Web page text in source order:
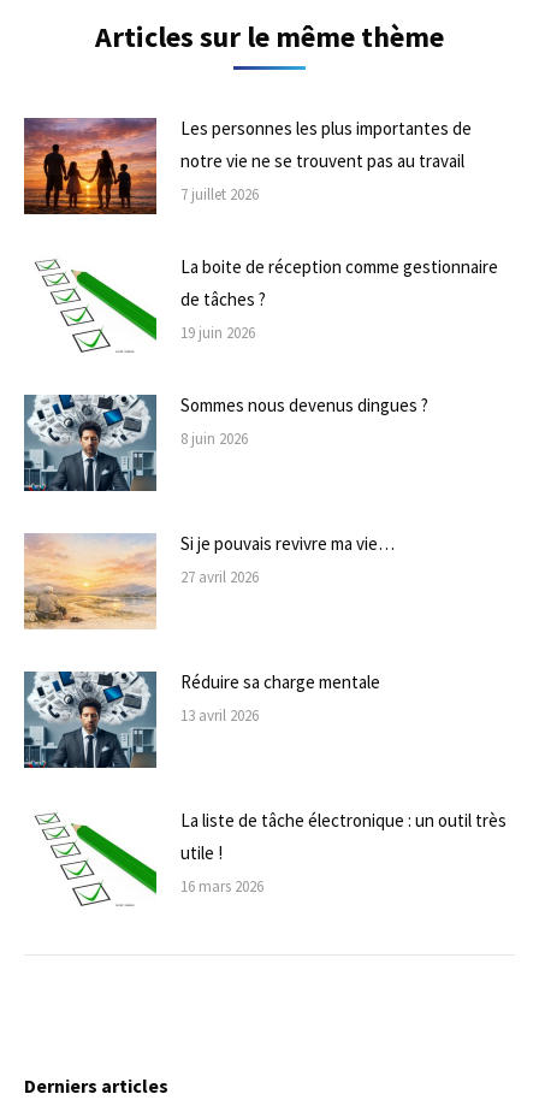
Articles sur le même thème
Les personnes les plus importantes de
notre vie ne se trouvent pas au travail
7 juillet 2026
La boite de réception comme gestionnaire
de tâches ?
19 juin 2026
Sommes nous devenus dingues ?
8 juin 2026
Si je pouvais revivre ma vie…
27 avril 2026
Réduire sa charge mentale
13 avril 2026
La liste de tâche électronique : un outil très
utile !
16 mars 2026
Derniers articles